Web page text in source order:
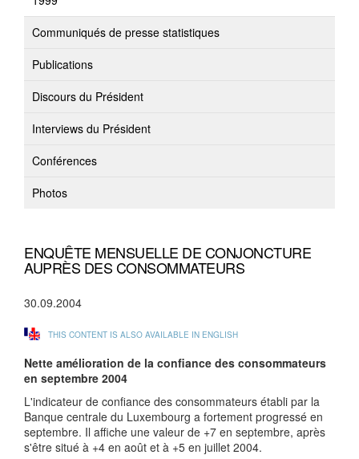
Communiqués de presse statistiques
Publications
Discours du Président
Interviews du Président
Conférences
Photos
ENQUÊTE MENSUELLE DE CONJONCTURE
AUPRÈS DES CONSOMMATEURS
30.09.2004
THIS CONTENT IS ALSO AVAILABLE IN ENGLISH
Nette amélioration de la confiance des consommateurs
en septembre 2004
L'indicateur de confiance des consommateurs établi par la
Banque centrale du Luxembourg a fortement progressé en
septembre. Il affiche une valeur de +7 en septembre, après
s'être situé à +4 en août et à +5 en juillet 2004.